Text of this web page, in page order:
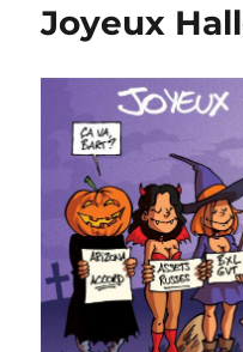
pour
Joyeux